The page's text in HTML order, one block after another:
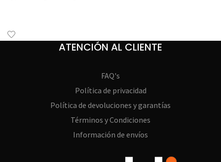
ATENCIÓN AL CLIENTE
FAQ's
Política de privacidad
Política de devoluciones y garantías
Términos y Condiciones
Información de envíos